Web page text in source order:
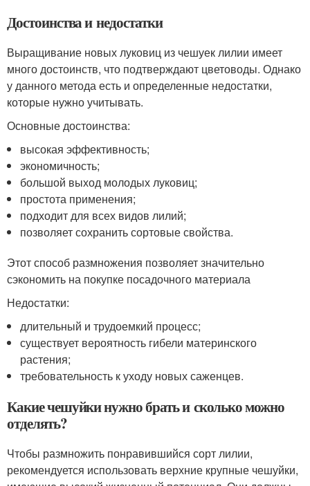
Достоинства и недостатки
Выращивание новых луковиц из чешуек лилии имеет
много достоинств, что подтверждают цветоводы. Однако
у данного метода есть и определенные недостатки,
которые нужно учитывать.
Основные достоинства:
высокая эффективность;
экономичность;
большой выход молодых луковиц;
простота применения;
подходит для всех видов лилий;
позволяет сохранить сортовые свойства.
Этот способ размножения позволяет значительно
сэкономить на покупке посадочного материала
Недостатки:
длительный и трудоемкий процесс;
существует вероятность гибели материнского
растения;
требовательность к уходу новых саженцев.
Какие чешуйки нужно брать и сколько можно
отделять?
Чтобы размножить понравившийся сорт лилии,
рекомендуется использовать верхние крупные чешуйки,